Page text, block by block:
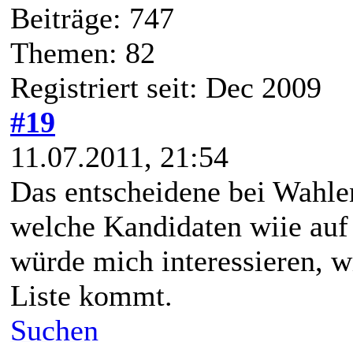
Beiträge: 747
Themen: 82
Registriert seit: Dec 2009
#19
11.07.2011, 21:54
Das entscheidene bei
welche Kandidaten wiie
würde mich interessieren,
Liste kommt.
Suchen